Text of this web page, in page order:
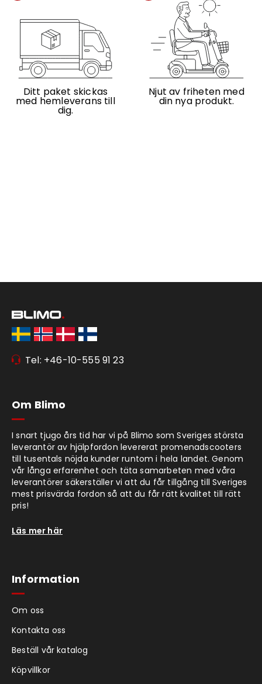
Ditt paket skickas
med hemleverans till
dig.
Njut av friheten med
din nya produkt.
Tel: +46-10-555 91 23
Om Blimo
I snart tjugo års tid har vi på Blimo som Sveriges största
leverantör av hjälpfordon levererat promenadscooters
till tusentals nöjda kunder runtom i hela landet. Genom
vår långa erfarenhet och täta samarbeten med våra
leverantörer säkerställer vi att du får tillgång till Sveriges
mest prisvärda fordon så att du får rätt kvalitet till rätt
pris!
Läs mer här
Information
Om oss
Kontakta oss
Beställ vår katalog
Köpvillkor